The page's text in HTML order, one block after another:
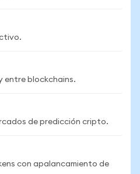
entre blockchains.
de predicción cripto.
con apalancamiento de